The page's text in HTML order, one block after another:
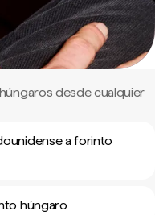
desde cualquier
a forinto
húngaro